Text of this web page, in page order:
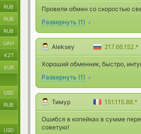
Провели обмен со скоростью
Развернуть (1)
Aleksey 217.66.152.*
Хороший обменник, быстро,
Развернуть (1)
Тимур 151.115.88.*
Ошибся в копейках в сумме
советую!
RUB
RUB
RUB
UAH
KZT
EUR
USD
RUB
USD